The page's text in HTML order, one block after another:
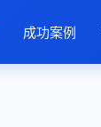
成功案例